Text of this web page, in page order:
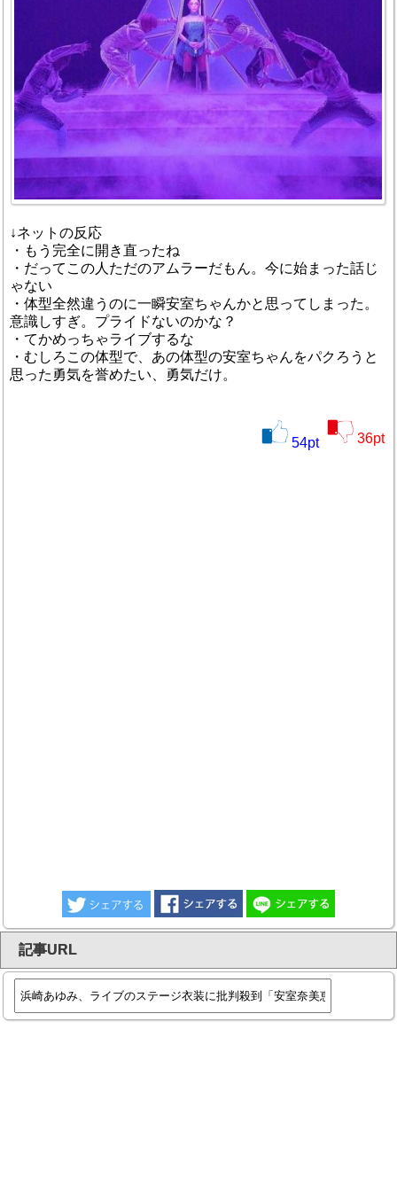
↓ネットの反応
・もう完全に開き直ったね
・だってこの人ただのアムラーだもん。今に始まった話じ
ゃない
・体型全然違うのに一瞬安室ちゃんかと思ってしまった。
意識しすぎ。プライドないのかな？
・てかめっちゃライブするな
・むしろこの体型で、あの体型の安室ちゃんをパクろうと
思った勇気を誉めたい、勇気だけ。
54pt 36pt
記事URL